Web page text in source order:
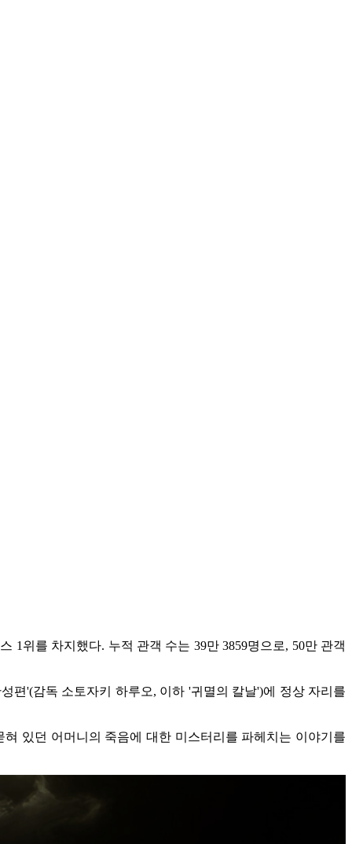
1위를 차지했다. 누적 관객 수는 39만 3859명으로, 50만 관객
편'(감독 소토자키 하루오, 이하 '귀멸의 칼날')에 정상 자리를
있던 어머니의 죽음에 대한 미스터리를 파헤치는 이야기를